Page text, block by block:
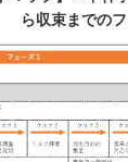
ら収束までの